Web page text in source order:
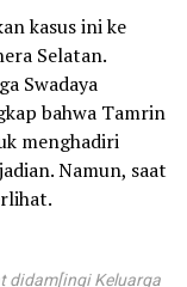
kasus ini ke
Selatan.
Swadaya
bahwa Tamrin
menghadiri
Namun, saat
didam[ingi Keluarga